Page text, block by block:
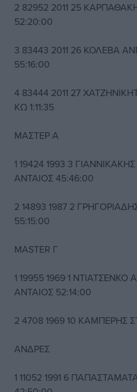
2 82952 2011 25
52:20:00
3 83443 2011 26 ΚΟΛΕΒΑ
55:16:00
4 83444 2011 27
ΚΩ 1:11:35
ΜΑΣΤΕΡ Α
1 19424 1993 3
ΑΝΤΑΙΟΣ 45:46:00
2 14893 1987 2
55:15:00
MASTER Γ
1 19955 1969 1
ΑΝΤΑΙΟΣ 52:14:00
2 4708 1969 10 ΚΑΜΠΕΡΗΣ
ΑΝΔΡΕΣ
1 11052 1991 6